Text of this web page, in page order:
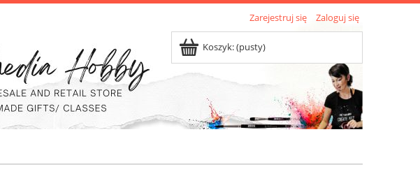
Zarejestruj się Zaloguj się
Koszyk:(pusty)